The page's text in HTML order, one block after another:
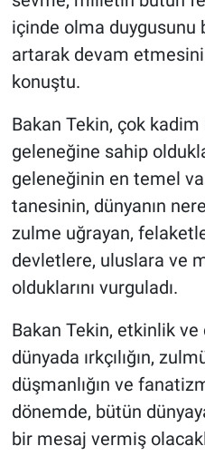
içinde olma duygusunu
artarak devam
konuştu.
Bakan Tekin, çok
geleneğine sahip
geleneğinin en temel
tanesinin, dünyanın
zulme uğrayan,
devletlere, uluslara ve
olduklarını vurguladı.
Bakan Tekin, etkinlik ve
dünyada ırkçılığın,
düşmanlığın ve
dönemde, bütün
bir mesaj vermiş